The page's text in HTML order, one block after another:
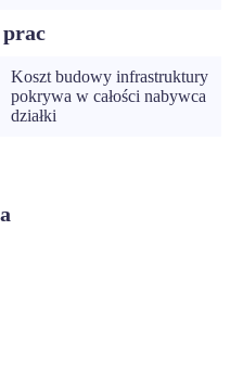
Koszt budowy infrastruktury
pokrywa w całości nabywca
działki